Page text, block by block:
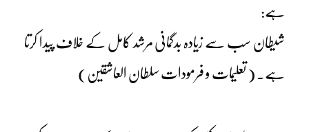
ہے:
شیطان سب سے زیادہ بدگمانی مرشد کامل کے خلاف پیدا کرتا
ہے۔ ( تعلیمات و فرمودات سلطان العاشقین)